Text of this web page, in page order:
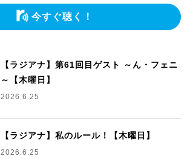
今すぐ聴く！
【ラジアナ】第61回目ゲスト ～ん・フェニ
～【木曜日】
2026.6.25
【ラジアナ】私のルール！【木曜日】
2026.6.25